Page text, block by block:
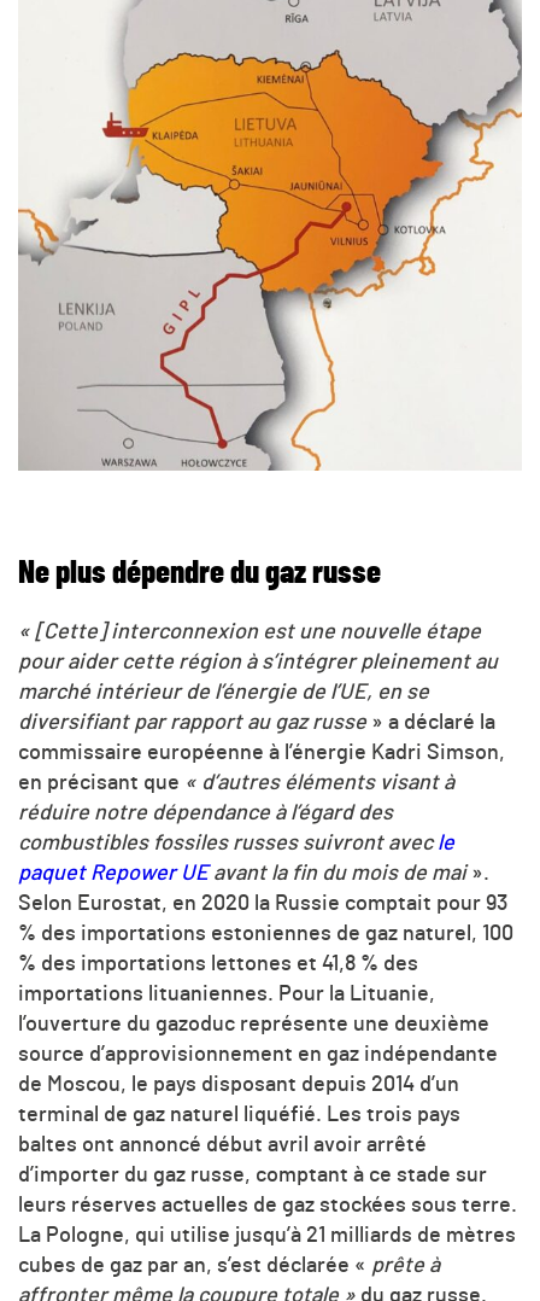
Ne plus dépendre du gaz russe
« [Cette] interconnexion est une nouvelle étape
pour aider cette région à s’intégrer pleinement au
marché intérieur de l’énergie de l’UE, en se
diversifiant par rapport au gaz russe » a déclaré la
commissaire européenne à l’énergie Kadri Simson,
en précisant que « d’autres éléments visant à
réduire notre dépendance à l’égard des
combustibles fossiles russes suivront avecle
paquet Repower UEavant la fin du mois de mai ».
Selon Eurostat, en 2020 la Russie comptait pour 93
% des importations estoniennes de gaz naturel, 100
% des importations lettones et 41,8 % des
importations lituaniennes. Pour la Lituanie,
l’ouverture du gazoduc représente une deuxième
source d’approvisionnement en gaz indépendante
de Moscou, le pays disposant depuis 2014 d’un
terminal de gaz naturel liquéfié. Les trois pays
baltes ont annoncé début avril avoir arrêté
d’importer du gaz russe, comptant à ce stade sur
leurs réserves actuelles de gaz stockées sous terre.
La Pologne, qui utilise jusqu’à 21 milliards de mètres
cubes de gaz par an, s’est déclarée « prête à
affronter même la coupure totale » du gaz russe.